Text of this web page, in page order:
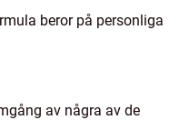
beror på personliga
av några av de